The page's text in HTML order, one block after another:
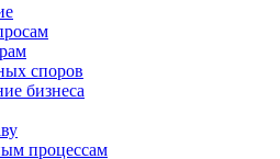
споров
бизнеса
процессам